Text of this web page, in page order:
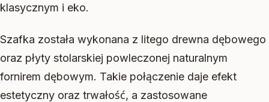
klasycznym i eko.
Szafka została wykonana z litego drewna dębowego
oraz płyty stolarskiej powleczonej naturalnym
fornirem dębowym. Takie połączenie daje efekt
estetyczny oraz trwałość, a zastosowane